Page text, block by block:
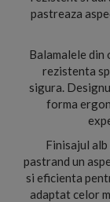
pastreaza
Balamalele
rezistenta
sigura.
forma
Finisajul
pastrand un
si eficienta
adaptat celor